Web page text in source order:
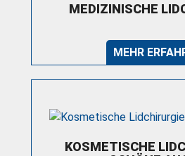
MEDIZINISCHE
MEHR
KOSMETISCHE